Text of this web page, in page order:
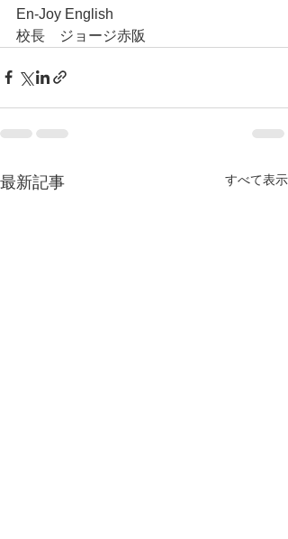
En-Joy English
校長　ジョージ赤阪
最新記事 すべて表示